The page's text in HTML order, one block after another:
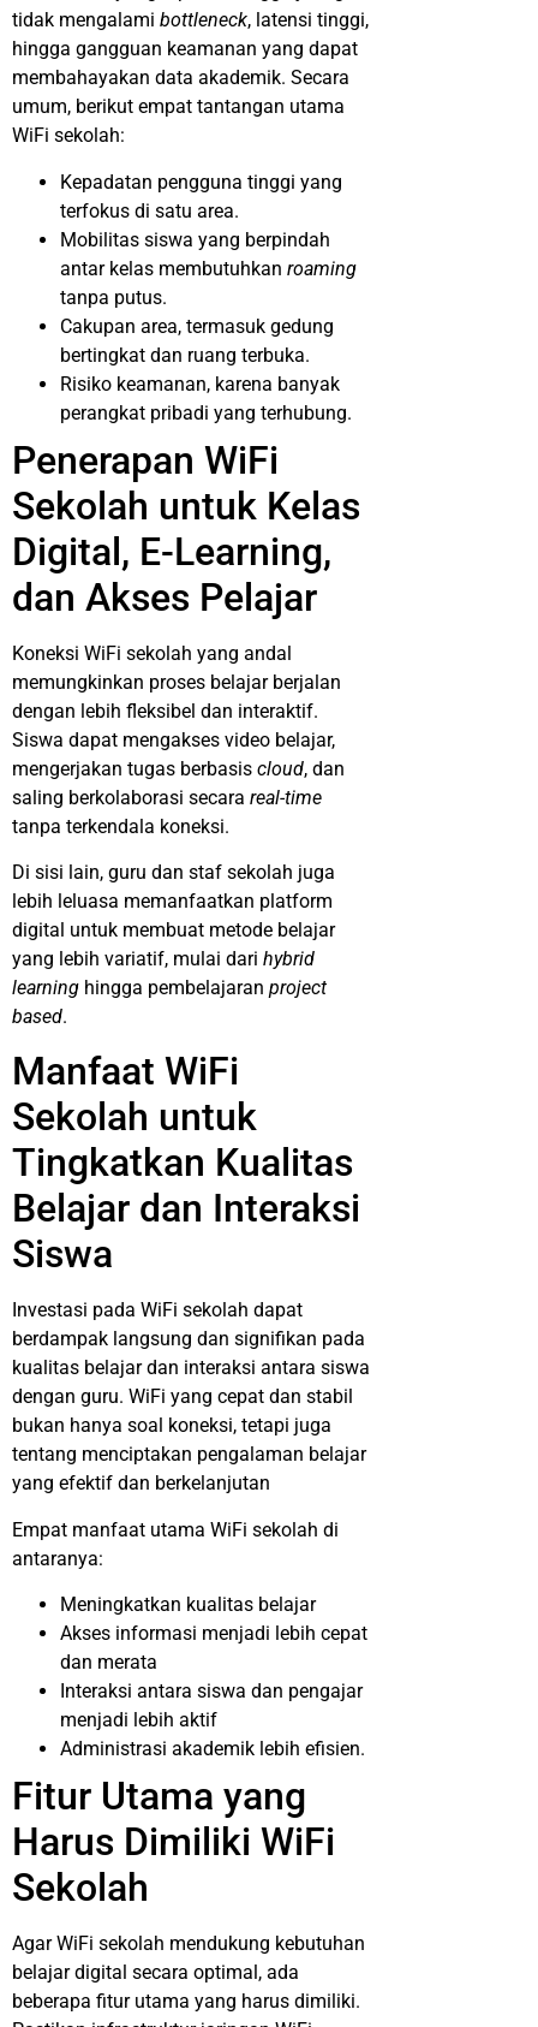
tidak mengalami bottleneck, latensi tinggi,
hingga gangguan keamanan yang dapat
membahayakan data akademik. Secara
umum, berikut empat tantangan utama
WiFi sekolah:
Kepadatan pengguna tinggi yang
terfokus di satu area.
Mobilitas siswa yang berpindah
antar kelas membutuhkan roaming
tanpa putus.
Cakupan area, termasuk gedung
bertingkat dan ruang terbuka.
Risiko keamanan, karena banyak
perangkat pribadi yang terhubung.
Penerapan WiFi
Sekolah untuk Kelas
Digital, E-Learning,
dan Akses Pelajar
Koneksi WiFi sekolah yang andal
memungkinkan proses belajar berjalan
dengan lebih fleksibel dan interaktif.
Siswa dapat mengakses video belajar,
mengerjakan tugas berbasis cloud, dan
saling berkolaborasi secara real-time
tanpa terkendala koneksi.
Di sisi lain, guru dan staf sekolah juga
lebih leluasa memanfaatkan platform
digital untuk membuat metode belajar
yang lebih variatif, mulai dari hybrid
learning hingga pembelajaran project
based.
Manfaat WiFi
Sekolah untuk
Tingkatkan Kualitas
Belajar dan Interaksi
Siswa
Investasi pada WiFi sekolah dapat
berdampak langsung dan signifikan pada
kualitas belajar dan interaksi antara siswa
dengan guru. WiFi yang cepat dan stabil
bukan hanya soal koneksi, tetapi juga
tentang menciptakan pengalaman belajar
yang efektif dan berkelanjutan
Empat manfaat utama WiFi sekolah di
antaranya:
Meningkatkan kualitas belajar
Akses informasi menjadi lebih cepat
dan merata
Interaksi antara siswa dan pengajar
menjadi lebih aktif
Administrasi akademik lebih efisien.
Fitur Utama yang
Harus Dimiliki WiFi
Sekolah
Agar WiFi sekolah mendukung kebutuhan
belajar digital secara optimal, ada
beberapa fitur utama yang harus dimiliki.